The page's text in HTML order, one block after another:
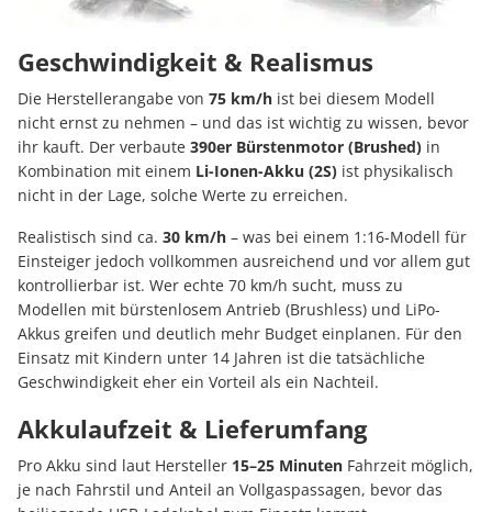
Geschwindigkeit & Realismus
Die Herstellerangabe von 75 km/h ist bei diesem Modell
nicht ernst zu nehmen – und das ist wichtig zu wissen, bevor
ihr kauft. Der verbaute 390er Bürstenmotor (Brushed) in
Kombination mit einem Li-Ionen-Akku (2S) ist physikalisch
nicht in der Lage, solche Werte zu erreichen.
Realistisch sind ca. 30 km/h – was bei einem 1:16-Modell für
Einsteiger jedoch vollkommen ausreichend und vor allem gut
kontrollierbar ist. Wer echte 70 km/h sucht, muss zu
Modellen mit bürstenlosem Antrieb (Brushless) und LiPo-
Akkus greifen und deutlich mehr Budget einplanen. Für den
Einsatz mit Kindern unter 14 Jahren ist die tatsächliche
Geschwindigkeit eher ein Vorteil als ein Nachteil.
Akkulaufzeit & Lieferumfang
Pro Akku sind laut Hersteller 15–25 Minuten Fahrzeit möglich,
je nach Fahrstil und Anteil an Vollgaspassagen, bevor das